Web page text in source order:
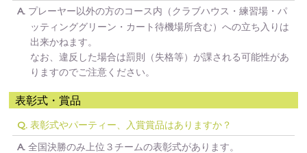
A. プレーヤー以外の方のコース内（クラブハウス・練習場・パ
ッティンググリーン・カート待機場所含む）への立ち入りは
出来かねます。
なお、違反した場合は罰則（失格等）が課される可能性があ
りますのでご注意ください。
表彰式・賞品
Q. 表彰式やパーティー、入賞賞品はありますか？
A. 全国決勝のみ上位３チームの表彰式があります。